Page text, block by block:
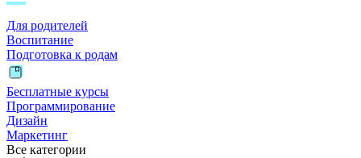
Для родителей
Воспитание
Подготовка к родам
Бесплатные курсы
Программирование
Дизайн
Маркетинг
Все категории